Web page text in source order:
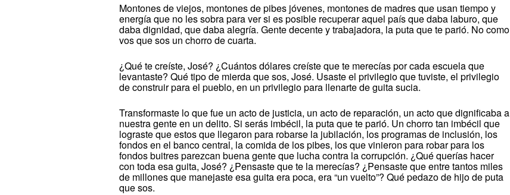
Montones de viejos, montones de pibes jóvenes, montones de madres que usan tiempo y
energía que no les sobra para ver si es posible recuperar aquel país que daba laburo, que
daba dignidad, que daba alegría. Gente decente y trabajadora, la puta que te parió. No como
vos que sos un chorro de cuarta.
¿Qué te creíste, José? ¿Cuántos dólares creíste que te merecías por cada escuela que
levantaste? Qué tipo de mierda que sos, José. Usaste el privilegio que tuviste, el privilegio
de construir para el pueblo, en un privilegio para llenarte de guita sucia.
Transformaste lo que fue un acto de justicia, un acto de reparación, un acto que dignificaba a
nuestra gente en un delito. Si serás imbécil, la puta que te parió. Un chorro tan imbécil que
lograste que estos que llegaron para robarse la jubilación, los programas de inclusión, los
fondos en el banco central, la comida de los pibes, los que vinieron para robar para los
fondos buitres parezcan buena gente que lucha contra la corrupción. ¿Qué querías hacer
con toda esa guita, José? ¿Pensaste que te la merecías? ¿Pensaste que entre tantos miles
de millones que manejaste esa guita era poca, era “un vuelto”? Qué pedazo de hijo de puta
que sos.